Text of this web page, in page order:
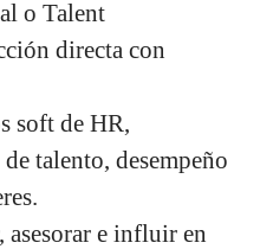
o Talent
directa con
soft de HR,
talento, desempeño
asesorar e influir en